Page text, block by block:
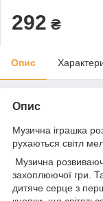
292 ₴
Опис
Опис
Музична іграшка
рухаються світл
Музична
захоплюючої гри.
дитяче серце з